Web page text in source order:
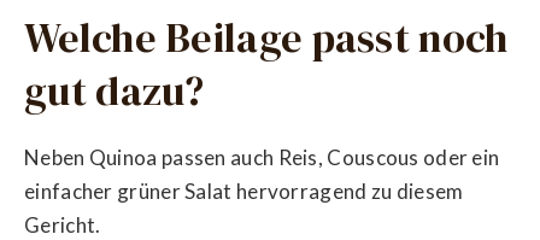
Welche Beilage passt noch
gut dazu?
Neben Quinoa passen auch Reis, Couscous oder ein
einfacher grüner Salat hervorragend zu diesem
Gericht.